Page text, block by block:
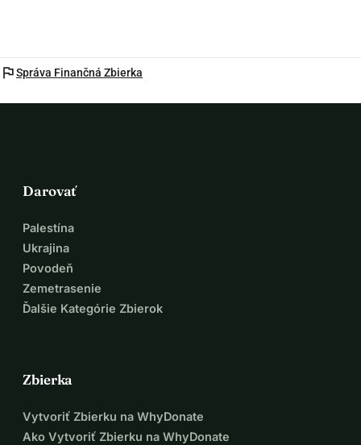
flagSpráva Finančná Zbierka
Darovať
Palestína
Ukrajina
Povodeň
Zemetrasenie
Ďalšie Kategórie Zbierok
Zbierka
Vytvoriť Zbierku na WhyDonate
Ako Vytvoriť Zbierku na WhyDonate